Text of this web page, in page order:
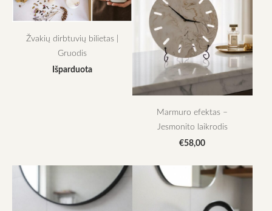
Žvakių dirbtuvių bilietas |
Gruodis
Išparduota
Marmuro efektas –
Jesmonito laikrodis
€58,00